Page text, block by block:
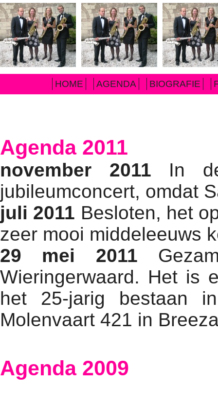
HOME AGENDA BIOGRAFIE
Agenda 2011
november 2011 In
jubileumconcert, omdat
juli 2011 Besloten, het
zeer mooi middeleeuws
29 mei 2011
Wieringerwaard. Het is
het 25-jarig bestaan
Molenvaart 421 in
Agenda 2009